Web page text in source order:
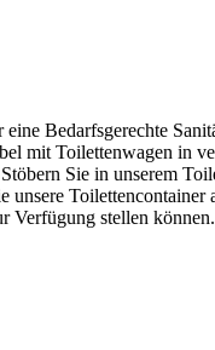
Bedarfsgerechte
mit Toilettenwagen in
Sie in unserem
Toilettencontainer
Verfügung stellen können.